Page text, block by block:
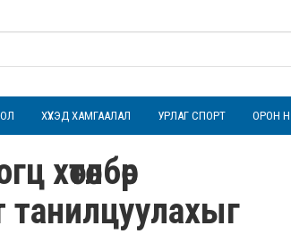
ХҮҮХЭД ХАМГААЛАЛ УРЛАГ СПОРТ ОРОН
хөтөлбөр
танилцуулахыг